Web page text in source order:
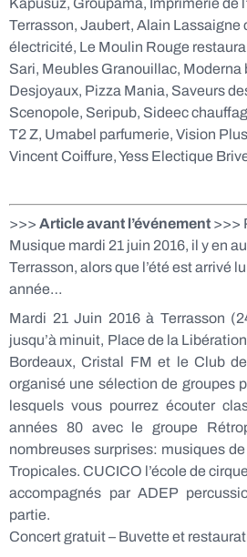
Kapusuz, Groupama, Imprimerie de
Terrasson, Jaubert, Alain Lassaigne
électricité, Le Moulin Rouge
Sari, Meubles Granouillac, Moderna
Desjoyaux, Pizza Mania, Saveurs
Scenopole, Seripub, Sideec
T2 Z, Umabel parfumerie, Vision
Vincent Coiffure, Yess Electique
>>> Article avant l’événement >>>
Musique mardi 21 juin 2016, il y en
Terrasson, alors que l’été est arrivé
année…
Mardi 21 Juin 2016 à Terrasson
jusqu’à minuit, Place de la
Bordeaux, Cristal FM et le Club
organisé une sélection de groupes
lesquels vous pourrez écouter
années 80 avec le groupe
nombreuses surprises: musiques
Tropicales. CUCICO l’école de
accompagnés par ADEP
partie.
Concert gratuit – Buvette et